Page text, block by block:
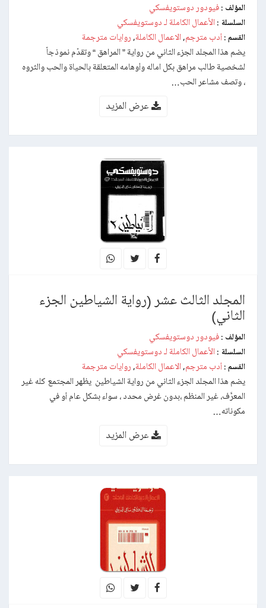
المؤلف : فيودور دوستويفسكي
السلسلة : الأعمال الكاملة لـ دوستويفسكي
القسم : أدب مترجم, الاعمال الكاملة, روايات مترجمة
يضم هذا المجلد الجزء الثاني من رواية ” المراهق “ وتقدّم نموذجاً
لشخصية طالب مراهق بكل اماله وأوهامه المتعلقة بالحياة والحب والثروه
، وتصف مشاعر الحب…
عرض المزيد
المجلد الثالث عشر (رواية الشياطين الجزء
الثاني)
المؤلف : فيودور دوستويفسكي
السلسلة : الأعمال الكاملة لـ دوستويفسكي
القسم : أدب مترجم, الاعمال الكاملة, روايات مترجمة
يضم هذا المجلد الجزء الثاني من رواية الشياطين يظهر المجتمع كله غير
المعرَّف، غير المنظم ،بدون غرض محدد ، سواء بشكل عام أو في
مكوناته…
عرض المزيد